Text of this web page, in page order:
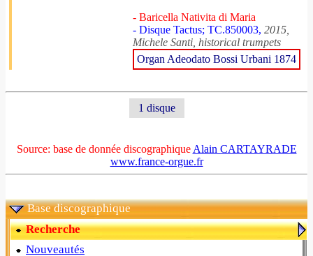
- Baricella Nativita di Maria
- Disque Tactus; TC.850003, 2015,
Michele Santi, historical trumpets
Organ Adeodato Bossi Urbani 1874
1 disque
Source: base de donnée discographique Alain CARTAYRADE
www.france-orgue.fr
Base discographique
Recherche
Nouveautés